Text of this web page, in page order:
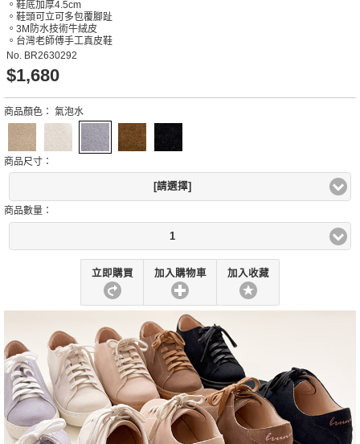
。鞋底加厚4.5cm
。鞋頭可立可多包覆腳趾
。3M防水技術牛絨皮
。台灣老師傅手工真皮鞋
No. BR2630292
$1,680
商品顏色： 氣泡水
商品尺寸：
[請選擇]
商品數量：
1
立即購買 加入購物車 加入收藏